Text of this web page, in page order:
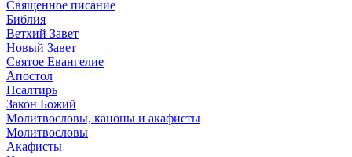
Священное писание
Библия
Ветхий Завет
Новый Завет
Святое Евангелие
Апостол
Псалтирь
Закон Божий
Молитвословы, каноны и акафисты
Молитвословы
Акафисты